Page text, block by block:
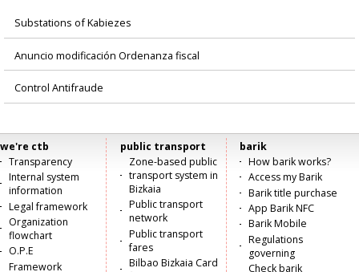
Substations of Kabiezes
Anuncio modificación Ordenanza fiscal
Control Antifraude
Menú
principal
we're ctb
Transparency
Internal system
information
Legal framework
Organization
flowchart
O.P.E
Framework
public transport
Zone-based public
transport system in
Bizkaia
Public transport
network
Public transport
fares
Bilbao Bizkaia Card
barik
How barik works?
Access my Barik
Barik title purchase
App Barik NFC
Barik Mobile
Regulations
governing
Check barik